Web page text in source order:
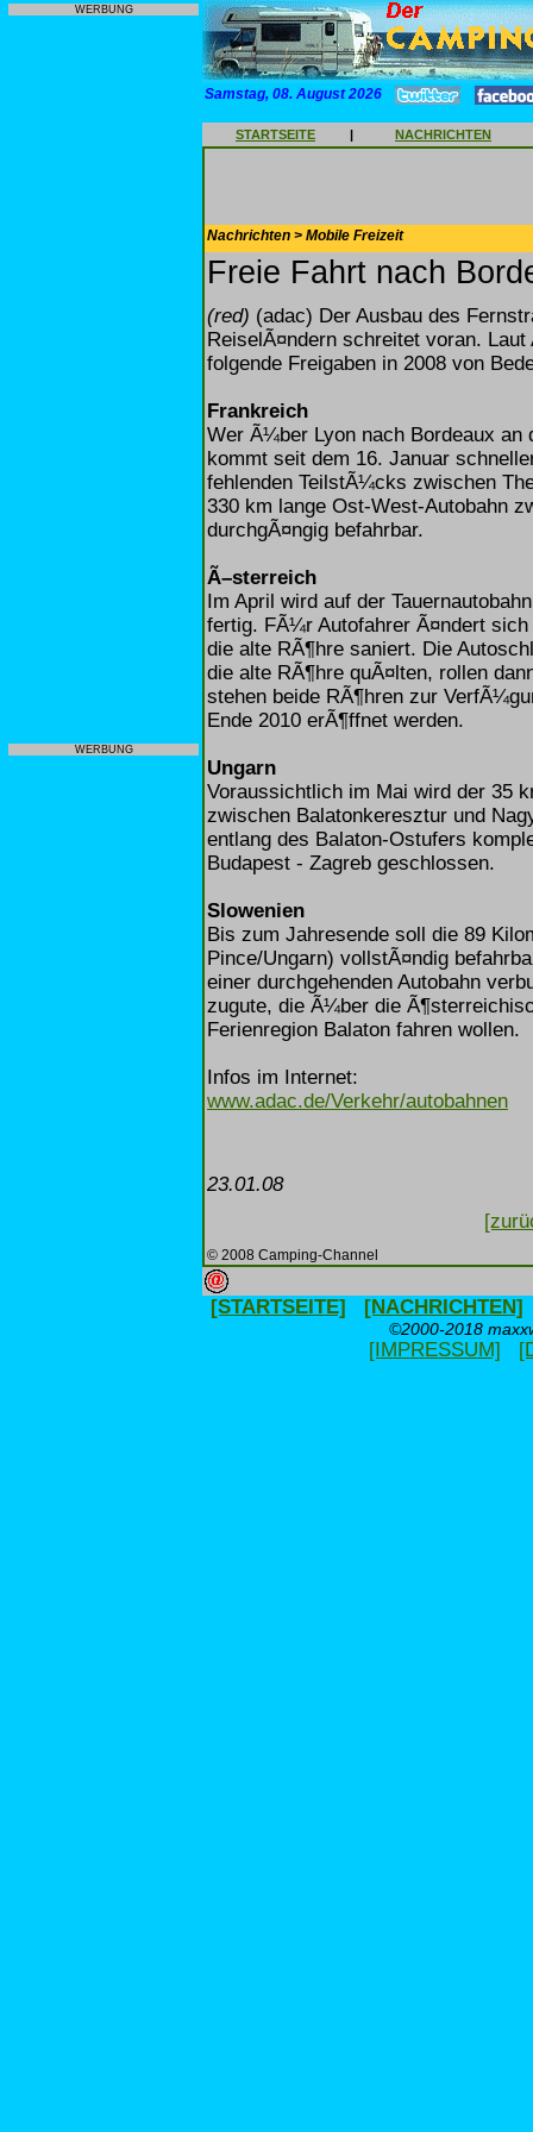
WERBUNG
WERBUNG
Samstag, 08. August 2026
STARTSEITE | NACHRICHTEN
Nachrichten > Mobile Freizeit
Freie Fahrt nach
(red) (adac) Der Ausbau des
ReiselÃ¤ndern schreitet voran.
folgende Freigaben in 2008 von
Frankreich
Wer Ã¼ber Lyon nach Bordeaux
kommt seit dem 16. Januar
fehlenden TeilstÃ¼cks zwischen
330 km lange Ost-West-Autobahn
durchgÃ¤ngig befahrbar.
Ã–sterreich
Im April wird auf der
fertig. FÃ¼r Autofahrer Ã¤ndert
die alte RÃ¶hre saniert. Die
die alte RÃ¶hre quÃ¤lten, rollen
stehen beide RÃ¶hren zur
Ende 2010 erÃ¶ffnet werden.
Ungarn
Voraussichtlich im Mai wird der 35
zwischen Balatonkeresztur und
entlang des Balaton-Ostufers
Budapest - Zagreb geschlossen.
Slowenien
Bis zum Jahresende soll die 89
Pince/Ungarn) vollstÃ¤ndig
einer durchgehenden Autobahn
zugute, die Ã¼ber die
Ferienregion Balaton fahren wollen.
Infos im Internet:
www.adac.de/Verkehr/autobahnen
23.01.08
© 2008 Camping-Channel
[STARTSEITE] [NACHRICHTEN]
©2000-2018
[IMPRESSUM]